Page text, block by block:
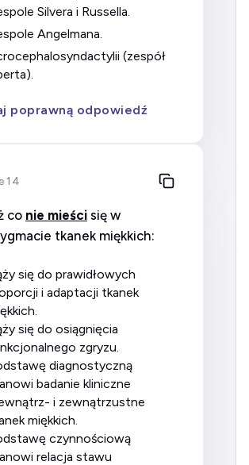
Silvera i Russella.
Angelmana.
poprawną odpowiedź
14
co nie mieści się w
tkanek miękkich:
i adaptacji tkanek
zgryzu.
badanie kliniczne
i zewnątrzustne
miękkich.
relacja stawu